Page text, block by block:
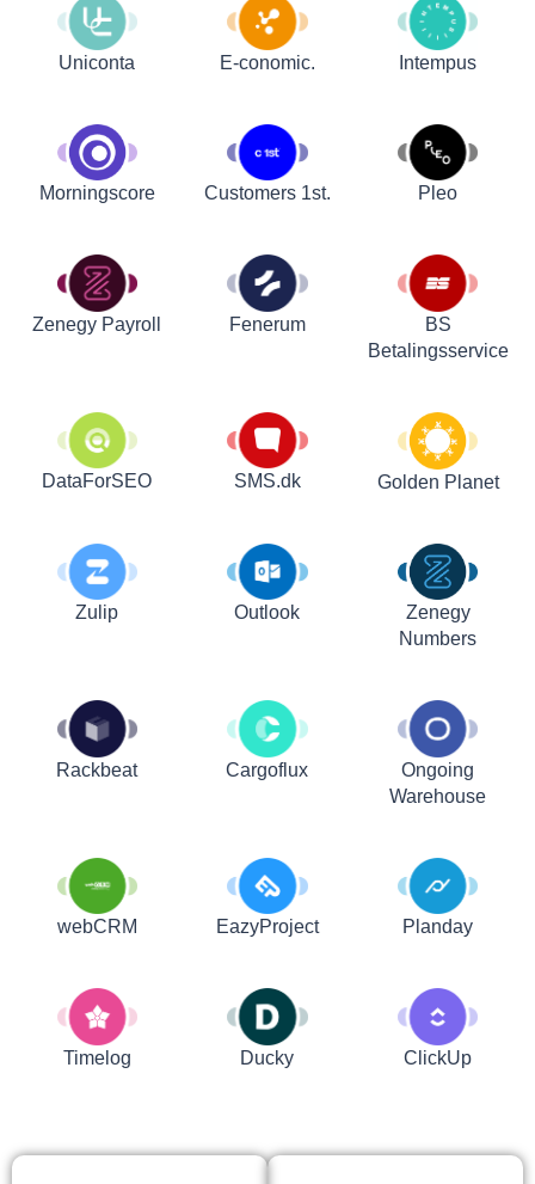
Uniconta E-conomic. Intempus
Morningscore Customers 1st. Pleo
Zenegy Payroll Fenerum
BS
Betalingsservice
DataForSEO SMS.dk Golden Planet
Zulip Outlook
Zenegy
Numbers
Rackbeat Cargoflux
Ongoing
Warehouse
webCRM EazyProject Planday
Timelog Ducky ClickUp